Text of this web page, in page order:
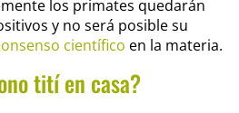
los primates quedarán
y no será posible su
científico en la materia.
tití en casa?